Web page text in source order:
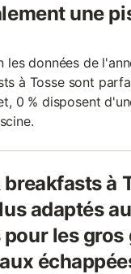
une
les données de
à Tosse sont
0 % disposent
breakfasts à
adaptés
les gros